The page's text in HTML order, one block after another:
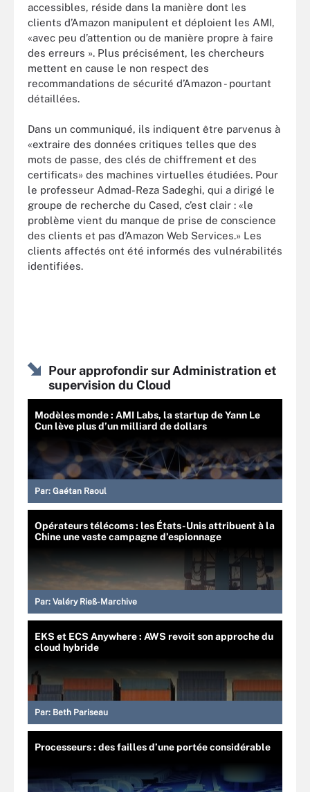
accessibles, réside dans la manière dont les
clients d’Amazon manipulent et déploient les AMI,
«avec peu d’attention ou de manière propre à faire
des erreurs ». Plus précisément, les chercheurs
mettent en cause le non respect des
recommandations de sécurité d’Amazon - pourtant
détaillées.
Dans un communiqué, ils indiquent être parvenus à
«extraire des données critiques telles que des
mots de passe, des clés de chiffrement et des
certificats» des machines virtuelles étudiées. Pour
le professeur Admad-Reza Sadeghi, qui a dirigé le
groupe de recherche du Cased, c’est clair : «le
problème vient du manque de prise de conscience
des clients et pas d’Amazon Web Services.» Les
clients affectés ont été informés des vulnérabilités
identifiées.
Pour approfondir sur Administration et
supervision du Cloud
Modèles monde : AMI Labs, la startup de Yann Le
Cun lève plus d’un milliard de dollars
Par: Gaétan Raoul
Opérateurs télécoms : les États-Unis attribuent à la
Chine une vaste campagne d’espionnage
Par: Valéry Rieß-Marchive
EKS et ECS Anywhere : AWS revoit son approche du
cloud hybride
Par: Beth Pariseau
Processeurs : des failles d’une portée considérable